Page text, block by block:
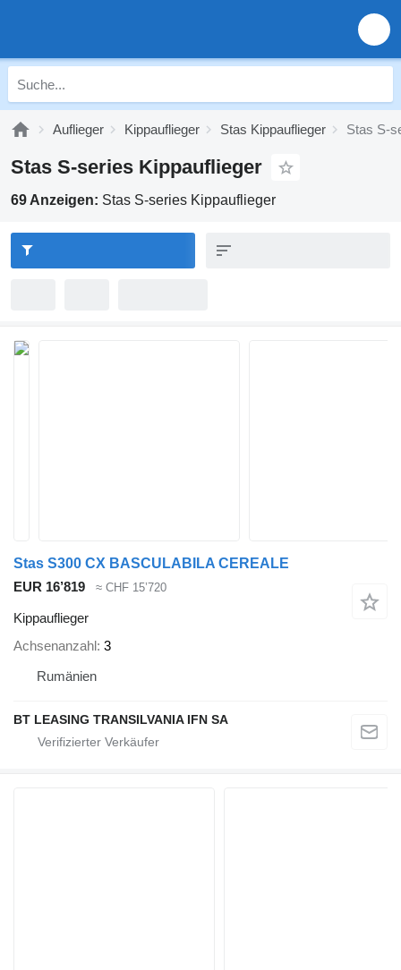
Auflieger Kippauflieger Stas Kippauflieger Stas S-
Stas S-series Kippauflieger
69 Anzeigen: Stas S-series Kippauflieger
Stas S300 CX BASCULABILA CEREALE
EUR 16’819
≈ CHF 15’720
Kippauflieger
Achsenanzahl 3
Rumänien
BT LEASING TRANSILVANIA IFN SA